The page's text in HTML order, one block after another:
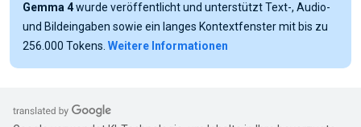
Gemma 4wurde veröffentlicht und unterstützt Text-, Audio-
und Bildeingaben sowie ein langes Kontextfenster mit bis zu
256.000 Tokens. Weitere Informationen